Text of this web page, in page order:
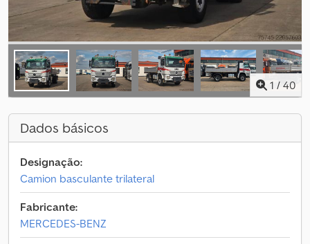
1 / 40
Dados básicos
Designação:
Camion basculante trilateral
Fabricante:
MERCEDES-BENZ